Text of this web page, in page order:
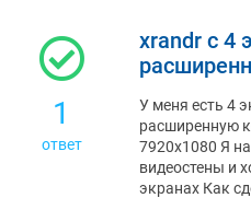
1
ответ
xrandr с 4
У меня есть 4
расширенную
7920x1080 Я
видеостены и
экранах Как